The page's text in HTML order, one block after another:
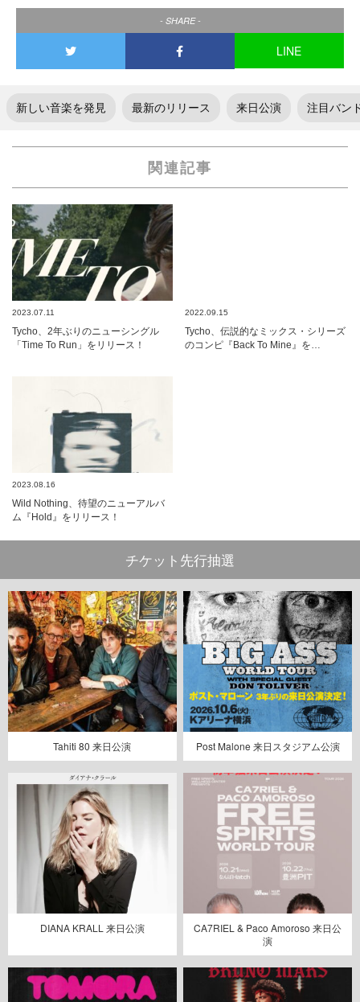
- SHARE -
LINE
新しい音楽を発見 最新のリリース 来日公演 注目バン
関連記事
2023.07.11
Tycho、2年ぶりのニューシングル
「Time To Run」をリリース！
2022.09.15
Tycho、伝説的なミックス・シリーズ
のコンピ『Back To Mine』を…
2023.08.16
Wild Nothing、待望のニューアルバ
ム『Hold』をリリース！
チケット先行抽選
Tahiti 80 来日公演 Post Malone 来日スタジアム公演
DIANA KRALL 来日公演
CA7RIEL & Paco Amoroso 来日公
演